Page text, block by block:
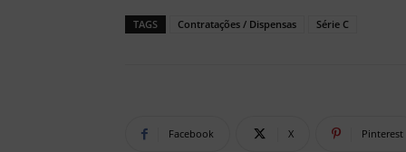
TAGS Contratações / Dispensas Série C
Facebook X Pinterest